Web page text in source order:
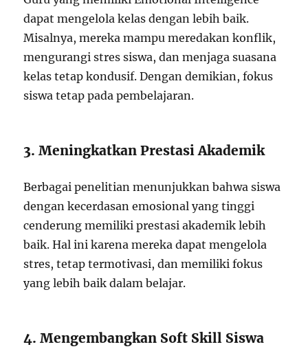
dapat mengelola kelas dengan lebih baik.
Misalnya, mereka mampu meredakan konflik,
mengurangi stres siswa, dan menjaga suasana
kelas tetap kondusif. Dengan demikian, fokus
siswa tetap pada pembelajaran.
3. Meningkatkan Prestasi Akademik
Berbagai penelitian menunjukkan bahwa siswa
dengan kecerdasan emosional yang tinggi
cenderung memiliki prestasi akademik lebih
baik. Hal ini karena mereka dapat mengelola
stres, tetap termotivasi, dan memiliki fokus
yang lebih baik dalam belajar.
4. Mengembangkan Soft Skill Siswa